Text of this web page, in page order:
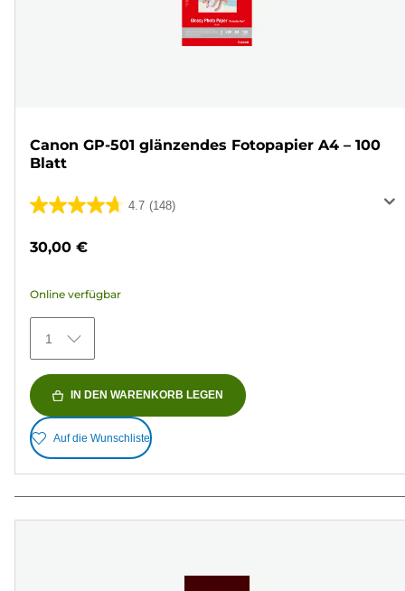
Canon GP-501 glänzendes Fotopapier A4 – 100
Blatt
4.7 (148)
4.7
5
148
Bewertungen
30,00 €
Online verfügbar
1
IN DEN WARENKORB LEGEN
Auf die Wunschliste